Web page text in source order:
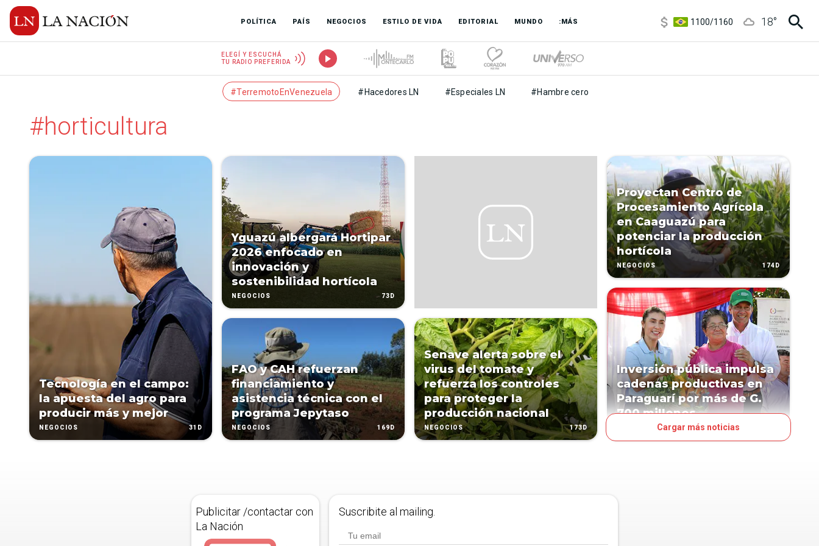
POLÍTICA PAÍS NEGOCIOS ESTILO DE VIDA EDITORIAL MUNDO :MÁS
1100/1160
18°
ELEGÍ Y ESCUCHÁ
TU RADIO PREFERIDA
#TerremotoEnVenezuela #Hacedores LN #Especiales LN #Hambre cero
#horticultura
Tecnología en el campo:
la apuesta del agro para
producir más y mejor
NEGOCIOS 31D
Yguazú albergará Hortipar
2026 enfocado en
innovación y
sostenibilidad hortícola
NEGOCIOS 73D
FAO y CAH refuerzan
financiamiento y
asistencia técnica con el
programa Jepytaso
NEGOCIOS 169D
Senave alerta sobre el
virus del tomate y
refuerza los controles
para proteger la
producción nacional
NEGOCIOS 173D
Proyectan Centro de
Procesamiento Agrícola
en Caaguazú para
potenciar la producción
hortícola
NEGOCIOS 174D
Inversión pública impulsa
cadenas productivas en
Paraguarí por más de G.
700 millones
Cargar más noticias
Publicitar /contactar con
La Nación
Suscribite al mailing.